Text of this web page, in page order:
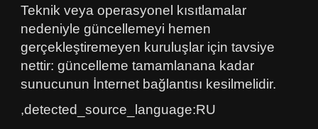
Teknik veya operasyonel kısıtlamalar
nedeniyle güncellemeyi hemen
gerçekleştiremeyen kuruluşlar için tavsiye
nettir: güncelleme tamamlanana kadar
sunucunun İnternet bağlantısı kesilmelidir.
,detected_source_language:RU